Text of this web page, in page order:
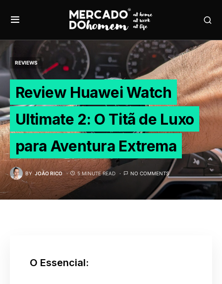
REVIEWS
Review Huawei Watch
Ultimate 2: O Titã de Luxo
para Aventura Extrema
BY JOÃO RICO 5 MINUTE READ NO COMMENTS
O Essencial: